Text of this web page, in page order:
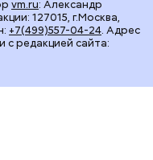
vm.ru: Александр
127015, г.Москва,
+7(499)557-04-24. Адрес
с редакцией сайта: